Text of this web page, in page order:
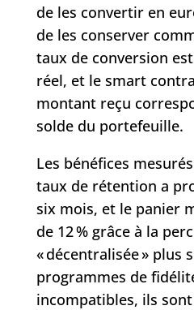
de les convertir en
de les conserver
taux de conversion
réel, et le smart
montant reçu
solde du portefeuille.
Les bénéfices
taux de rétention a
six mois, et le panier
de 12 % grâce à la
« décentralisée » plus
programmes de
incompatibles, ils